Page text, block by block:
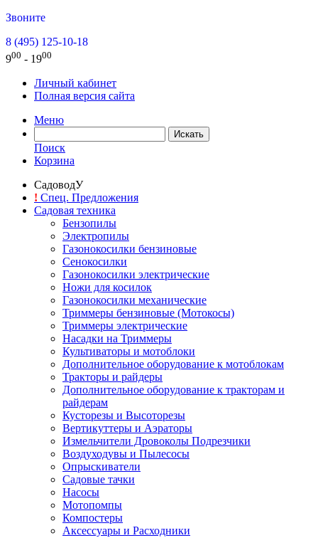
Звоните
8 (495) 125-10-18
900 - 1900
Личный кабинет
Полная версия сайта
Меню
Поиск
Корзина
СадоводУ
! Спец. Предложения
Садовая техника
Бензопилы
Электропилы
Газонокосилки бензиновые
Сенокосилки
Газонокосилки электрические
Ножи для косилок
Газонокосилки механические
Триммеры бензиновые (Мотокосы)
Триммеры электрические
Насадки на Триммеры
Культиваторы и мотоблоки
Дополнительное оборудование к мотоблокам
Тракторы и райдеры
Дополнительное оборудование к тракторам и
райдерам
Кусторезы и Высоторезы
Вертикуттеры и Аэраторы
Измельчители Дровоколы Подрезчики
Воздуходувы и Пылесосы
Опрыскиватели
Садовые тачки
Насосы
Мотопомпы
Компостеры
Аксессуары и Расходники